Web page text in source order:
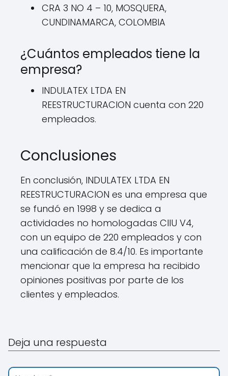
CRA 3 NO 4 – 10, MOSQUERA,
CUNDINAMARCA, COLOMBIA
¿Cuántos empleados tiene la
empresa?
INDULATEX LTDA EN
REESTRUCTURACION cuenta con 220
empleados.
Conclusiones
En conclusión, INDULATEX LTDA EN
REESTRUCTURACION es una empresa que
se fundó en 1998 y se dedica a
actividades no homologadas CIIU V4,
con un equipo de 220 empleados y con
una calificación de 8.4/10. Es importante
mencionar que la empresa ha recibido
opiniones positivas por parte de los
clientes y empleados.
Deja una respuesta